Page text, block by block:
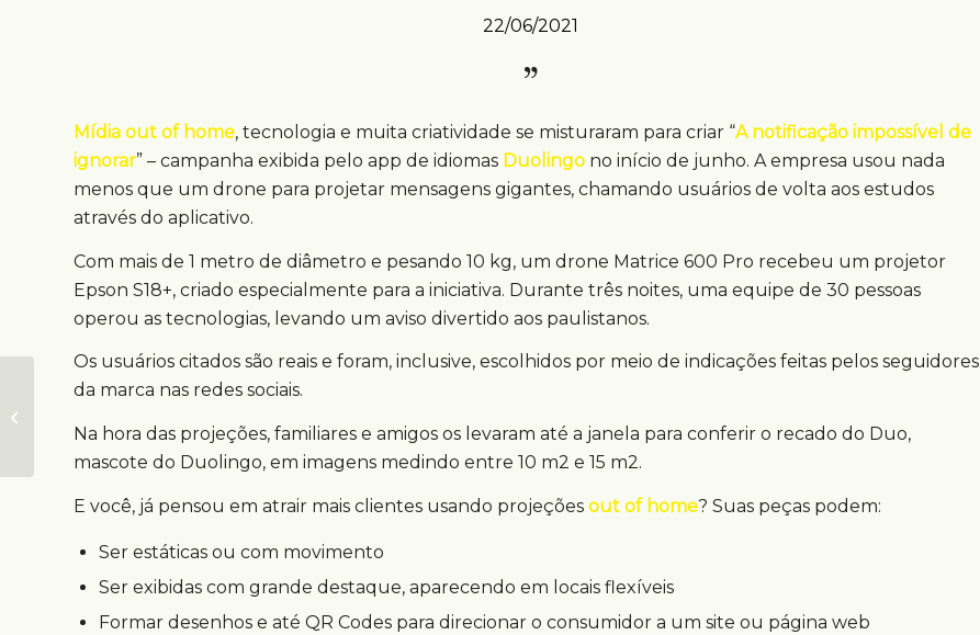
22/06/2021
Mídia out of home, tecnologia e muita criatividade se misturaram para criar “A notificação impossível de
ignorar” – campanha exibida pelo app de idiomas Duolingo no início de junho. A empresa usou nada
menos que um drone para projetar mensagens gigantes, chamando usuários de volta aos estudos
através do aplicativo.
Com mais de 1 metro de diâmetro e pesando 10 kg, um drone Matrice 600 Pro recebeu um projetor
Epson S18+, criado especialmente para a iniciativa. Durante três noites, uma equipe de 30 pessoas
operou as tecnologias, levando um aviso divertido aos paulistanos.
Os usuários citados são reais e foram, inclusive, escolhidos por meio de indicações feitas pelos seguidores
da marca nas redes sociais.
Na hora das projeções, familiares e amigos os levaram até a janela para conferir o recado do Duo,
mascote do Duolingo, em imagens medindo entre 10 m2 e 15 m2.
E você, já pensou em atrair mais clientes usando projeções out of home? Suas peças podem:
Ser estáticas ou com movimento
Ser exibidas com grande destaque, aparecendo em locais flexíveis
Formar desenhos e até QR Codes para direcionar o consumidor a um site ou página web
Campanha do BK
conservantes dos